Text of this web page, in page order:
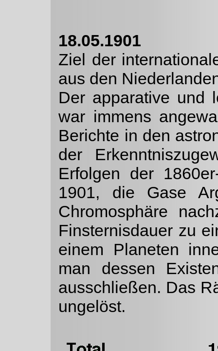
18.05.1901
Ziel der
aus den
Der apparative und
war immens
Berichte in den
der
Erfolgen der
1901, die Gase
Chromosphäre
Finsternisdauer zu
einem Planeten
man dessen
ausschließen. Das
ungelöst.